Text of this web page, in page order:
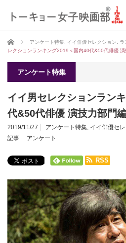
ホーム アンケート特集 イイ俳優セレクション ラ
レクションランキング2019＜国内40代&50代俳優 演
アンケート特集
イイ男セレクションラン
代&50代俳優 演技力部門
2019/11/27 アンケート特集, イイ俳優セ
記事
アンケート
RSS